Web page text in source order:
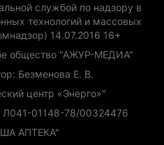
службой по надзору в
технологий и массовых
14.07.2016 16+
общество "АЖУР-МЕДИА"
Безменова Е. В.
центр «Энерго»"
Л041-01148-78/00324476
АПТЕКА"